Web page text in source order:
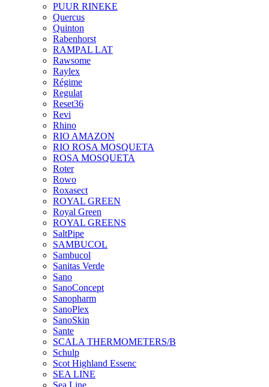
PUUR RINEKE
Quercus
Quinton
Rabenhorst
RAMPAL LAT
Rawsome
Raylex
Régime
Regulat
Reset36
Revi
Rhino
RIO AMAZON
RIO ROSA MOSQUETA
ROSA MOSQUETA
Roter
Rowo
Roxasect
ROYAL GREEN
Royal Green
ROYAL GREENS
SaltPipe
SAMBUCOL
Sambucol
Sanitas Verde
Sano
SanoConcept
Sanopharm
SanoPlex
SanoSkin
Sante
SCALA THERMOMETERS/B
Schulp
Scot Highland Essenc
SEA LINE
Sea Line